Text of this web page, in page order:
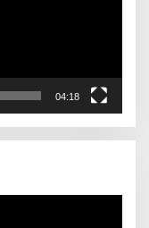
04:18